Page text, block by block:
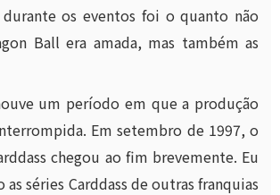
os eventos foi o quanto não
Ball era amada, mas também as
um período em que a produção
Em setembro de 1997, o
chegou ao fim brevemente. Eu
as séries Carddass de outras franquias